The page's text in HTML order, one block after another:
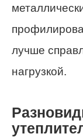
лучше
нагрузкой.